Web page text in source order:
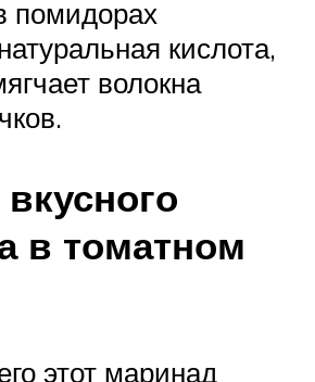
помидорах
кислота,
волокна
в томатном
этот маринад